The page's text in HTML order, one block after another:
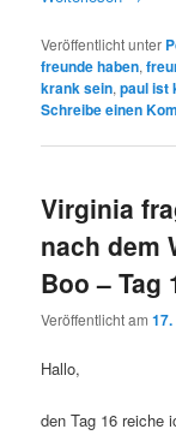
Veröffentlicht unter
freunde haben,
krank sein,paul ist
Schreibe einen
Virginia
nach dem
Boo – Tag
Veröffentlicht am
Hallo,
den Tag 16 reiche